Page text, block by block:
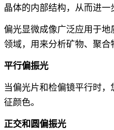
晶体的内部结构，从而进一
偏光显微成像广泛应用于
领域，用来分析矿物、聚合
平行偏振光
当偏光片和检偏镜平行时
征颜色。
正交和圆偏振光